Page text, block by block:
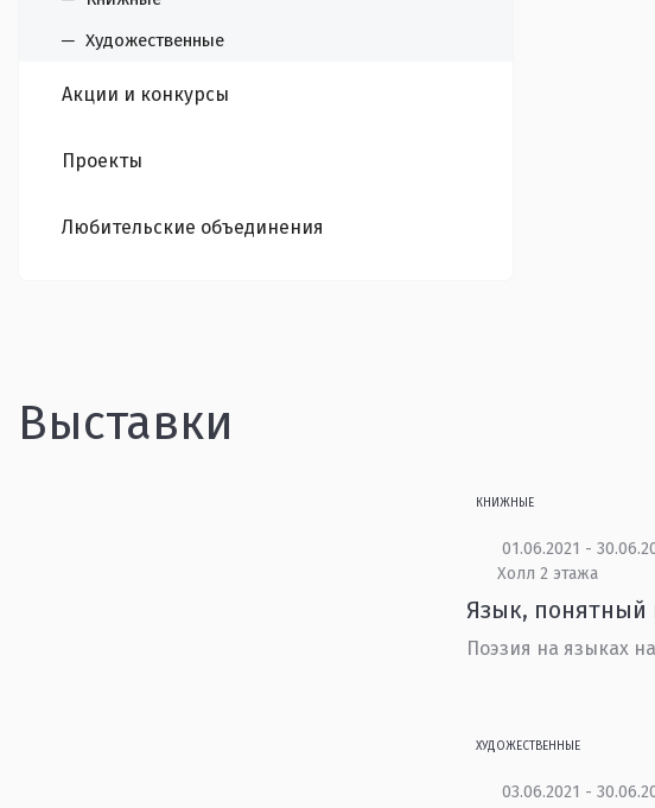
Художественные
Акции и конкурсы
Проекты
Любительские объединения
Выставки
КНИЖНЫЕ
01.06.2021 -
Холл 2 этажа
Язык, понятный
Поэзия на языках
ХУДОЖЕСТВЕННЫЕ
03.06.2021 -